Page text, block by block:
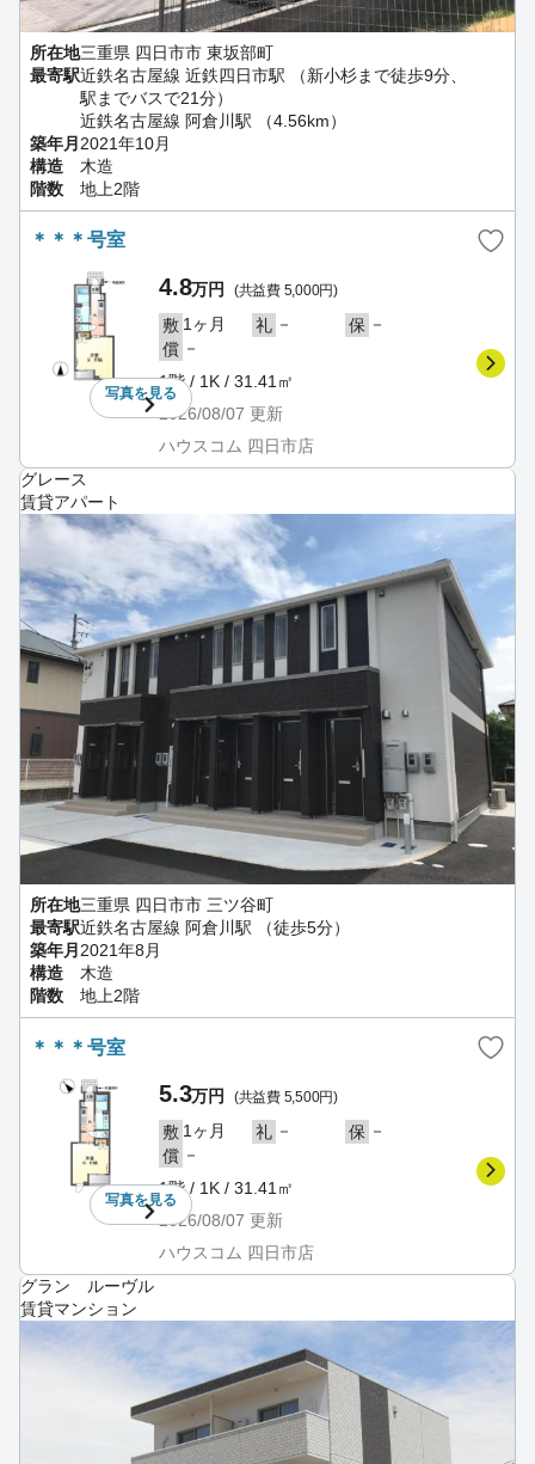
所在地三重県 四日市市 東坂部町
最寄駅近鉄名古屋線 近鉄四日市駅 （新小杉まで徒歩9分、
駅までバスで21分）
近鉄名古屋線 阿倉川駅 （4.56km）
築年月2021年10月
構造
木造
階数
地上2階
＊＊＊号室
写真を見る
4.8万円 (共益費 5,000円)
敷 1ヶ月 礼 － 保 －
償 －
1階 / 1K / 31.41㎡
2026/08/07 更新
ハウスコム 四日市店
グレース
賃貸アパート
所在地三重県 四日市市 三ツ谷町
最寄駅近鉄名古屋線 阿倉川駅 （徒歩5分）
築年月 2021年8月
構造
木造
階数
地上2階
＊＊＊号室
写真を見る
5.3万円 (共益費 5,500円)
敷 1ヶ月 礼 － 保 －
償 －
1階 / 1K / 31.41㎡
2026/08/07 更新
ハウスコム 四日市店
グラン ルーヴル
賃貸マンション